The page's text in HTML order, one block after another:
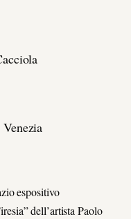
espositivo
dell’artista Paolo